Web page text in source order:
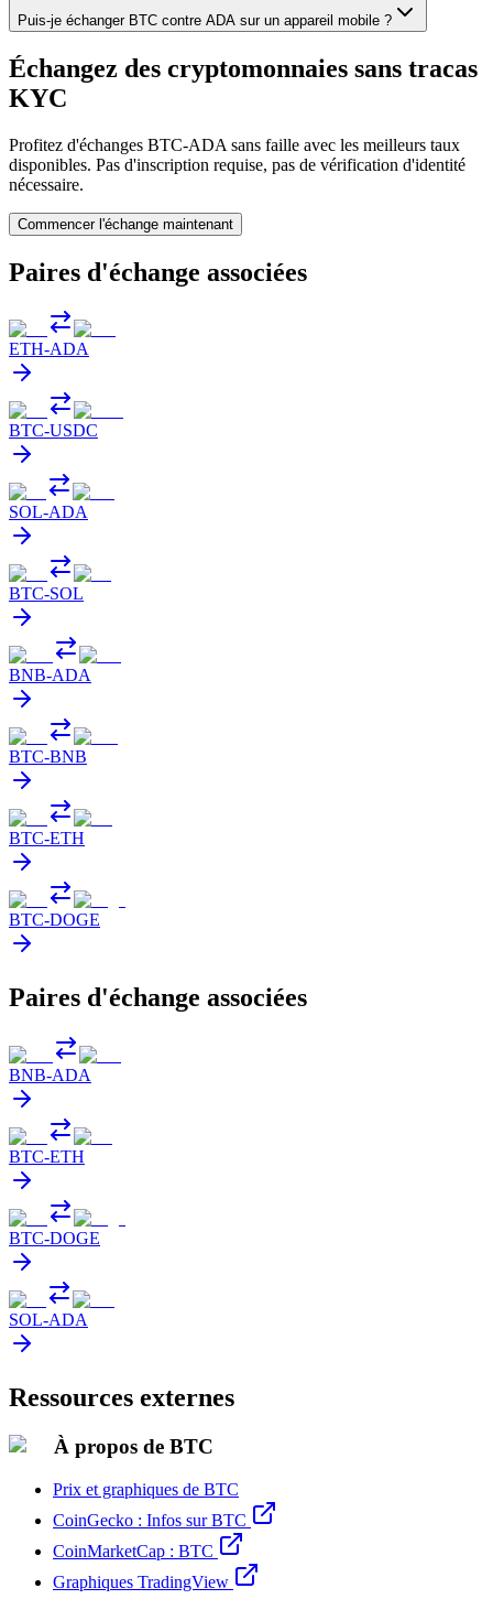
Puis-je échanger BTC contre ADA sur un appareil mobile ?
Échangez des cryptomonnaies sans tracas
KYC
Profitez d'échanges BTC-ADA sans faille avec les meilleurs taux
disponibles. Pas d'inscription requise, pas de vérification d'identité
nécessaire.
Commencer l'échange maintenant
Paires d'échange associées
ETH-ADA
BTC-USDC
SOL-ADA
BTC-SOL
BNB-ADA
BTC-BNB
BTC-ETH
BTC-DOGE
Paires d'échange associées
BNB-ADA
BTC-ETH
BTC-DOGE
SOL-ADA
Ressources externes
À propos de BTC
Prix et graphiques de BTC
CoinGecko : Infos sur BTC
CoinMarketCap : BTC
Graphiques TradingView